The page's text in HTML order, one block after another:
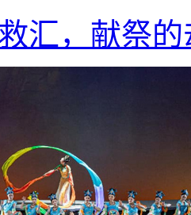
汇，献祭